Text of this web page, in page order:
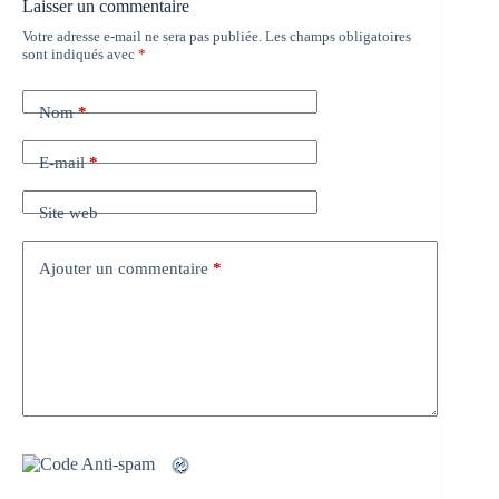
Laisser un commentaire
Votre adresse e-mail ne sera pas publiée. Les champs obligatoires
sont indiqués avec *
Nom*
E-mail*
Site web
Ajouter un commentaire *